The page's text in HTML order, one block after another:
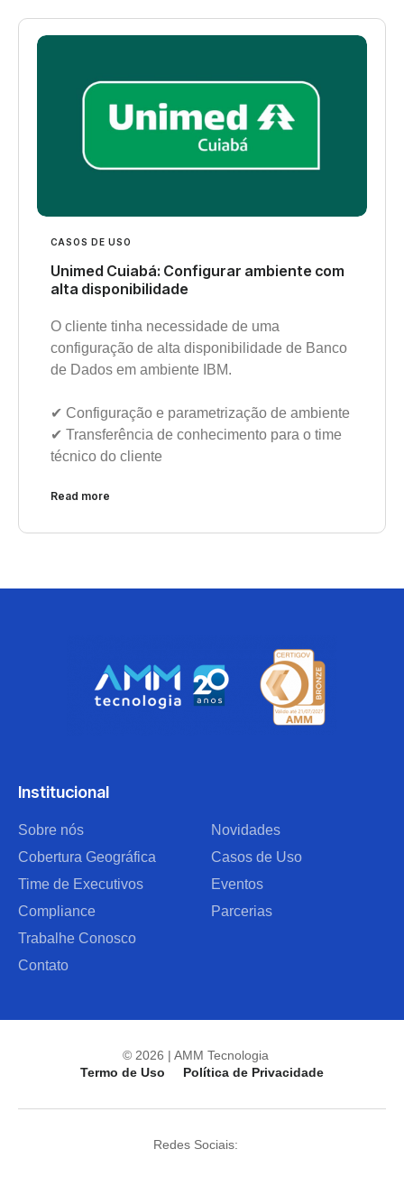
CASOS DE USO
Unimed Cuiabá: Configurar ambiente com
alta disponibilidade
O cliente tinha necessidade de uma
configuração de alta disponibilidade de Banco
de Dados em ambiente IBM.
✔︎ Configuração e parametrização de ambiente
✔︎ Transferência de conhecimento para o time
técnico do cliente
Read more
Institucional
Sobre nós
Cobertura Geográfica
Time de Executivos
Compliance
Trabalhe Conosco
Contato
Novidades
Casos de Uso
Eventos
Parcerias
© 2026 | AMM Tecnologia
Termo de Uso
Política de Privacidade
Redes Sociais: